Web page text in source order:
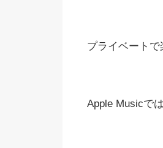
プライベートで
Apple Musicで